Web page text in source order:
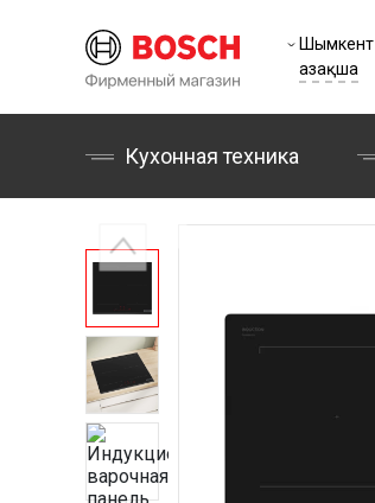
Шымкент
Қазақша
Кухонная техника